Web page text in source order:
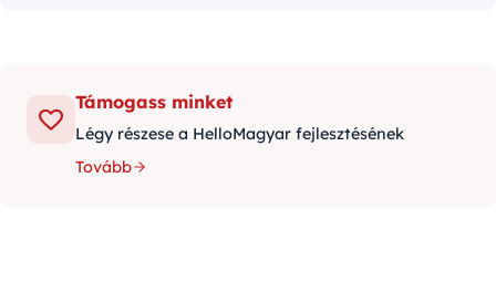
Támogass minket
Légy részese a HelloMagyar fejlesztésének
Tovább